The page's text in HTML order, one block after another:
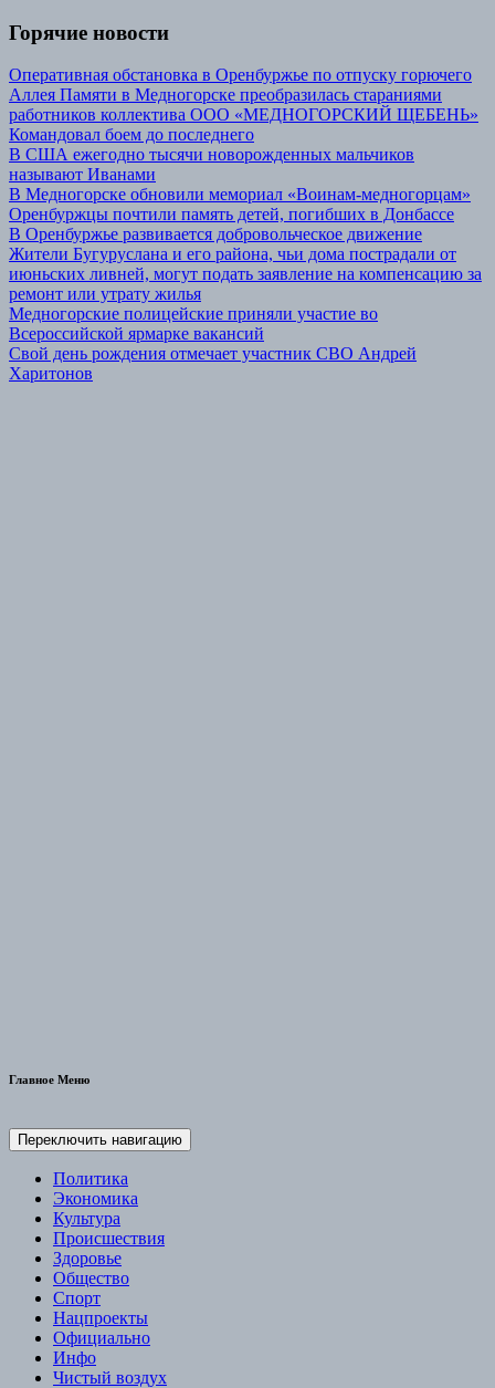
Горячие новости
Оперативная обстановка в Оренбуржье по отпуску горючего
Аллея Памяти в Медногорске преобразилась стараниями
работников коллектива ООО «МЕДНОГОРСКИЙ ЩЕБЕНЬ»
Командовал боем до последнего
В США ежегодно тысячи новорожденных мальчиков
называют Иванами
В Медногорске обновили мемориал «Воинам-медногорцам»
Оренбуржцы почтили память детей, погибших в Донбассе
В Оренбуржье развивается добровольческое движение
Жители Бугуруслана и его района, чьи дома пострадали от
июньских ливней, могут подать заявление на компенсацию за
ремонт или утрату жилья
Медногорские полицейские приняли участие во
Всероссийской ярмарке вакансий
Свой день рождения отмечает участник СВО Андрей
Харитонов
Главное Меню
Переключить навигацию
Политика
Экономика
Культура
Происшествия
Здоровье
Общество
Спорт
Нацпроекты
Официально
Инфо
Чистый воздух